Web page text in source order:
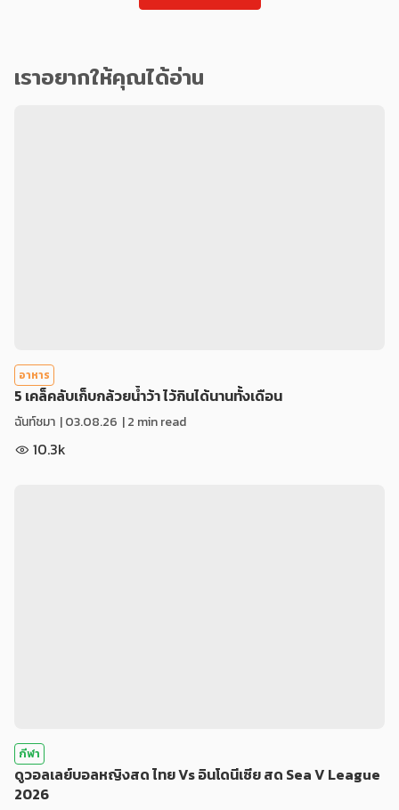
เราอยากให้คุณได้อ่าน
อาหาร
5 เคล็คลับเก็บกล้วยน้ำว้า ไว้กินได้นานทั้งเดือน
ฉันท์ชมา |03.08.26 | 2 min read
10.3k
กีฬา
ดูวอลเลย์บอลหญิงสด ไทย Vs อินโดนีเซีย สด Sea V League
2026